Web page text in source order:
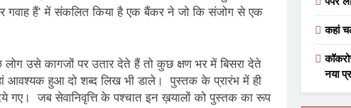
2 Years Ago
बेस्ट वालंटियर अवॉर्ड–लाल बिहारी लाल समाज सेवा मे तत्पर दानवीर
बहुत बहुत बधाई भारत रत्न जननायक कर्पूरी ठाकुर
3 Years Ago
‘शरण’ (सम्पादकीय )
हैं’ में संकलित किया है एक बैंकर ने जो कि संजोग से एक
उसे कागजों पर उतार देते हैं तो कुछ क्षण भर में बिसरा देते
हुआ दो शब्द लिख भी डाले। पुस्तक के प्रारंभ में ही
जब सेवानिवृत्ति के पश्चात इन ख़यालों को पुस्तक का रूप
कहां
नया